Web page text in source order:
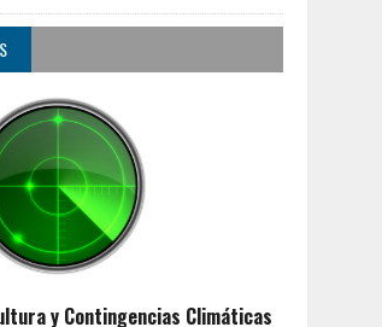
y Contingencias Climáticas